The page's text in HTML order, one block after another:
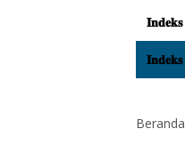
𝐈𝐧𝐝𝐞𝐤𝐬
𝐈𝐧𝐝𝐞𝐤𝐬
Beranda